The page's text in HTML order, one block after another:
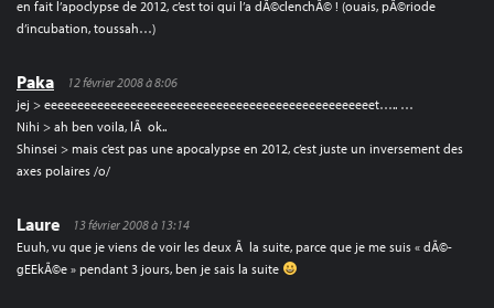
en fait l’apoclypse de 2012, c’est toi qui l’a dÃ©clenchÃ© ! (ouais, pÃ©riode
d’incubation, toussah…)
Paka
12 février 2008 à 8:06
jej > eeeeeeeeeeeeeeeeeeeeeeeeeeeeeeeeeeeeeeeeeeeeeeeeeet….. …
Nihi > ah ben voila, lÃ ok..
Shinsei > mais c’est pas une apocalypse en 2012, c’est juste un inversement des
axes polaires /o/
Laure
13 février 2008 à 13:14
Euuh, vu que je viens de voir les deux Ã la suite, parce que je me suis « dÃ©-
gEEkÃ©e » pendant 3 jours, ben je sais la suite